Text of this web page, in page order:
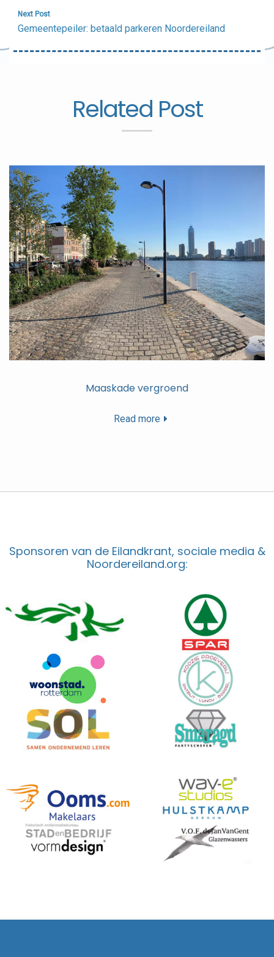
Next Post
Gemeentepeiler: betaald parkeren Noordereiland
Related Post
Maaskade vergroend
Read more
Sponsoren van de Eilandkrant, sociale media &
Noordereiland.org: